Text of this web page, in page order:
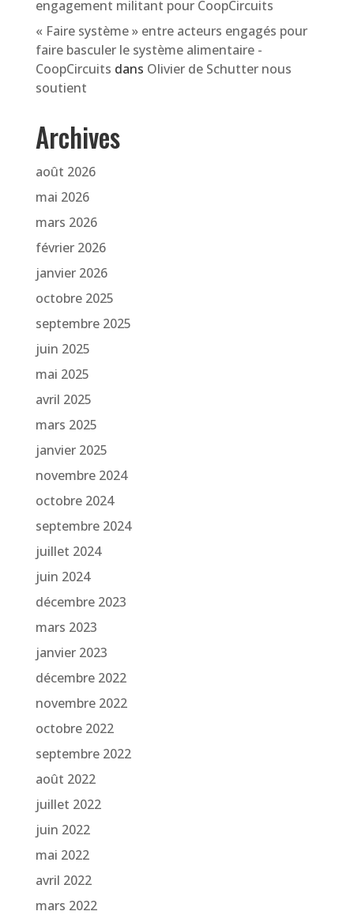
engagement militant pour CoopCircuits
« Faire système » entre acteurs engagés pour
faire basculer le système alimentaire -
CoopCircuits dans Olivier de Schutter nous
soutient
Archives
août 2026
mai 2026
mars 2026
février 2026
janvier 2026
octobre 2025
septembre 2025
juin 2025
mai 2025
avril 2025
mars 2025
janvier 2025
novembre 2024
octobre 2024
septembre 2024
juillet 2024
juin 2024
décembre 2023
mars 2023
janvier 2023
décembre 2022
novembre 2022
octobre 2022
septembre 2022
août 2022
juillet 2022
juin 2022
mai 2022
avril 2022
mars 2022